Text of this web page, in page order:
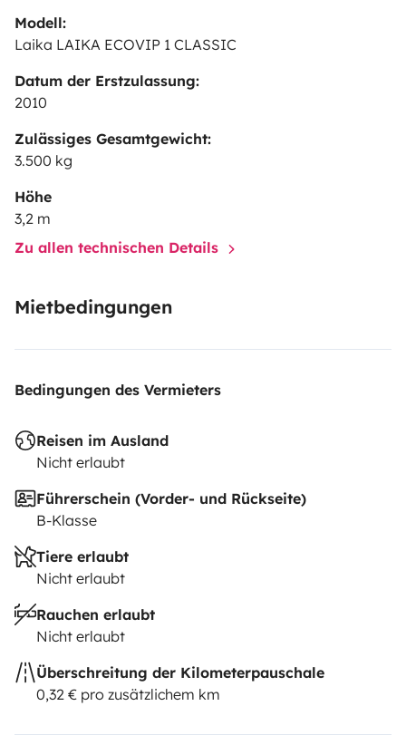
Modell:
Laika LAIKA ECOVIP 1 CLASSIC
Datum der Erstzulassung:
2010
Zulässiges Gesamtgewicht:
3.500 kg
Höhe
3,2 m
Zu allen technischen Details
Mietbedingungen
Bedingungen des Vermieters
Reisen im Ausland
Nicht erlaubt
Führerschein (Vorder- und Rückseite)
B-Klasse
Tiere erlaubt
Nicht erlaubt
Rauchen erlaubt
Nicht erlaubt
Überschreitung der Kilometerpauschale
0,32 € pro zusätzlichem km